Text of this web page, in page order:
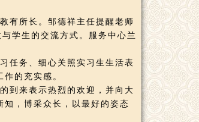
有所长。邹德祥主任提醒老师
学生的交流方式。服务中心兰
任务、细心关照实习生生活表
的充实感。
到来表示热烈的欢迎，并向大
，博采众长，以最好的姿态